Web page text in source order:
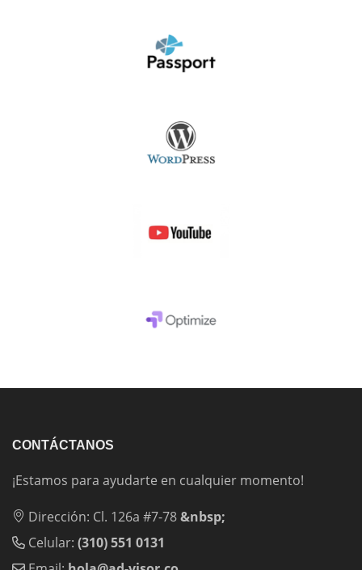
CONTÁCTANOS
¡Estamos para ayudarte en cualquier momento!
Dirección: Cl. 126a #7-78&nbsp;
Celular: (310) 551 0131